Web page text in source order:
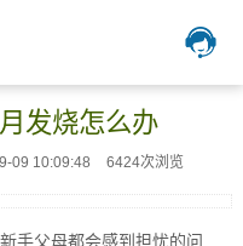
发烧怎么办
09 10:09:48 6424次浏览
手父母都会感到担忧的问